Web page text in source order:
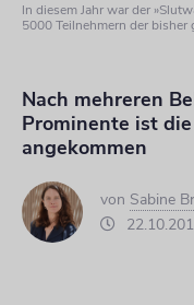
ln diesem Jahr war der
5000 Teilnehmern der bisher
Nach mehreren
Prominente ist
angekommen
von Sabine